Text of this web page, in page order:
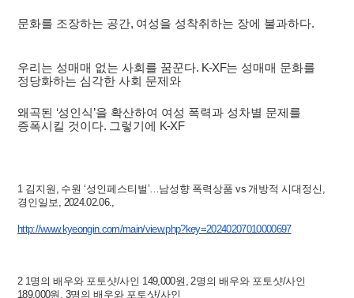
문화를 조장하는 공간, 여성을 성착취하는 장에 불과하다.
우리는 성매매 없는 사회를 꿈꾼다. K-XF는 성매매 문화를
정당화하는 심각한 사회 문제와
왜곡된 ‘성인식’을 확산하여 여성 폭력과 성차별 문제를
증폭시킬 것이다. 그렇기에 K-XF
1 김지원 수원‘성인페스티벌’… 남성향 폭력상품vs 개방적 시대정신
경인일보
, 2024.02.06.,
http://www.kyeongin.com/main/view.php?key=20240207010000697
2 1명의 배우와 포토샷/사인 149,000원 , 2명의 배우와 포토샷/사인
189,000원 , 3명의 배우와 포토샷/사인